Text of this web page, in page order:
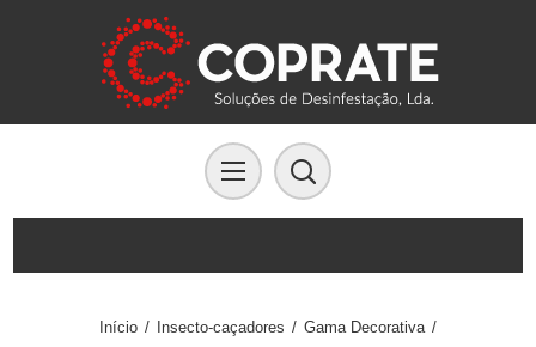
Início / Insecto-caçadores / Gama Decorativa /